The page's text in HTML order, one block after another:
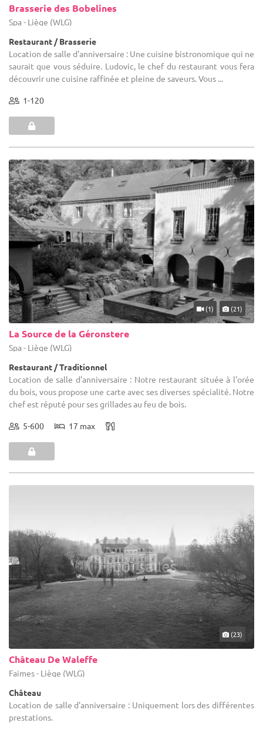
Brasserie des Bobelines
Spa - Liège (WLG)
Restaurant / Brasserie
Location de salle d'anniversaire : Une cuisine bistronomique qui ne
saurait que vous séduire. Ludovic, le chef du restaurant vous fera
découvrir une cuisine raffinée et pleine de saveurs. Vous ...
1-120
(1) (21)
La Source de la Géronstere
Spa - Liège (WLG)
Restaurant / Traditionnel
Location de salle d'anniversaire : Notre restaurant située à l'orée
du bois, vous propose une carte avec ses diverses spécialité. Notre
chef est réputé pour ses grillades au feu de bois.
5-600 17 max
(23)
Château De Waleffe
Faimes - Liège (WLG)
Château
Location de salle d'anniversaire : Uniquement lors des différentes
prestations.